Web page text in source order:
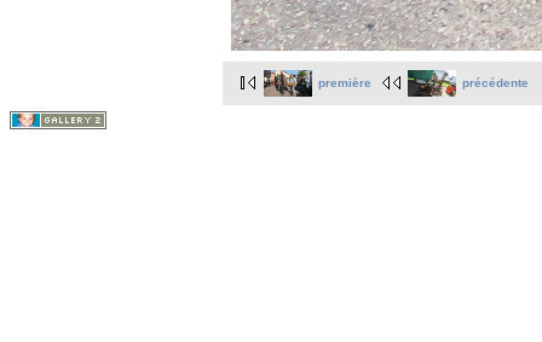
première précédente